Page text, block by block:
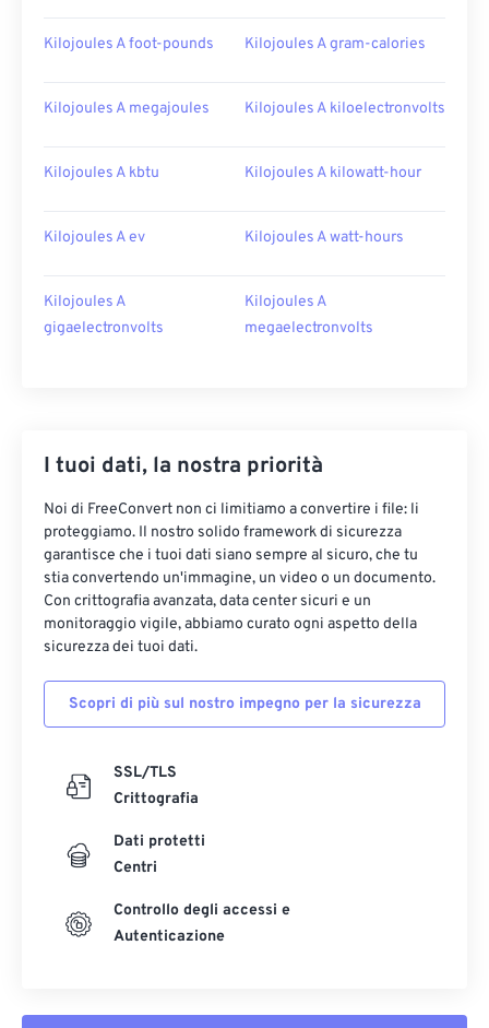
Kilojoules A foot-pounds Kilojoules A gram-calories
Kilojoules A megajoules Kilojoules A kiloelectronvolts
Kilojoules A kbtu Kilojoules A kilowatt-hour
Kilojoules A ev Kilojoules A watt-hours
Kilojoules A
gigaelectronvolts
Kilojoules A
megaelectronvolts
I tuoi dati, la nostra priorità
Noi di FreeConvert non ci limitiamo a convertire i file: li
proteggiamo. Il nostro solido framework di sicurezza
garantisce che i tuoi dati siano sempre al sicuro, che tu
stia convertendo un'immagine, un video o un documento.
Con crittografia avanzata, data center sicuri e un
monitoraggio vigile, abbiamo curato ogni aspetto della
sicurezza dei tuoi dati.
Scopri di più sul nostro impegno per la sicurezza
SSL/TLS
Crittografia
Dati protetti
Centri
Controllo degli accessi e
Autenticazione